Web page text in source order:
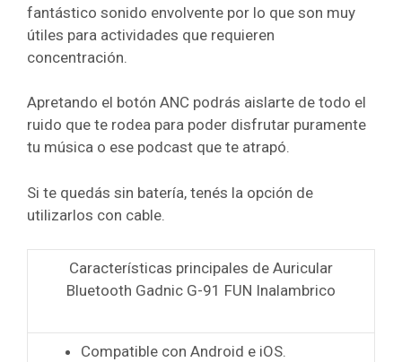
fantástico sonido envolvente por lo que son muy
útiles para actividades que requieren
concentración.
Apretando el botón ANC podrás aislarte de todo el
ruido que te rodea para poder disfrutar puramente
tu música o ese podcast que te atrapó.
Si te quedás sin batería, tenés la opción de
utilizarlos con cable.
Características principales de Auricular
Bluetooth Gadnic G-91 FUN Inalambrico
Compatible con Android e iOS.